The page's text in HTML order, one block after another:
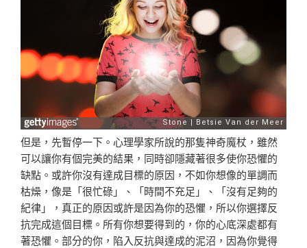
但是，先暫停一下。心理學家所說的那隻神奇魔杖，雖然
可以讓你有個完美的結果，同時卻隱藏著很多使你恐懼的
缺點 。或許你沒有達成目標的原因，不如你想像的單調而
枯燥， 像是「很忙碌」、「時間不充足」、「沒有足夠的
紀律」， 真正的原因或許是因為你的恐懼，所以你選擇反
抗完成這個目標。所有你想要得到的，你的心底深處都有
著恐懼。部分的你，陷入反抗與達成的泥沼，因為你覺得